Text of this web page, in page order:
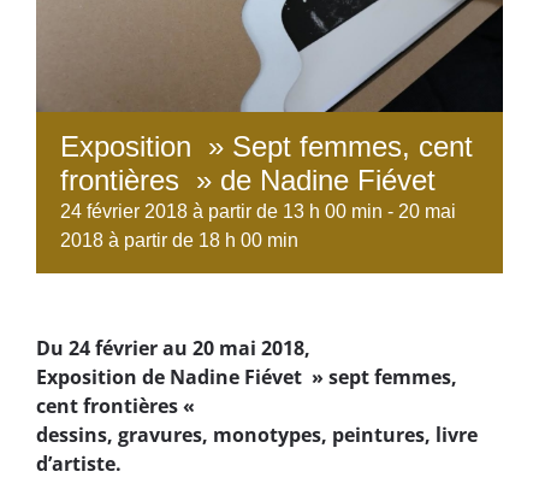
Exposition » Sept femmes, cent
frontières » de Nadine Fiévet
24 février 2018 à partir de 13 h 00 min - 20 mai
2018 à partir de 18 h 00 min
Du 24 février au 20 mai 2018,
Exposition de Nadine Fiévet » sept femmes,
cent frontières «
dessins, gravures, monotypes, peintures, livre
d’artiste.